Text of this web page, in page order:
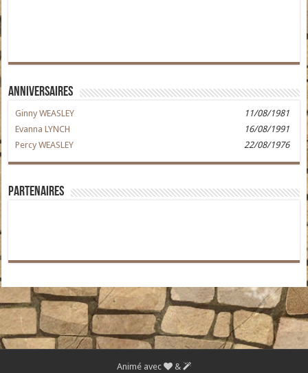
Anniversaires
Ginny WEASLEY
11/08/1981
Evanna LYNCH
16/08/1991
Percy WEASLEY
22/08/1976
Partenaires
Animé avec &